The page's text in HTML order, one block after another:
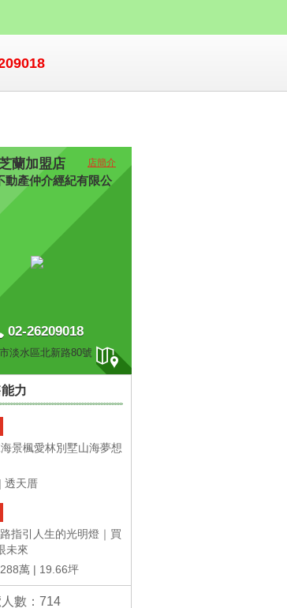
裝潢三...
路三段
1,388萬
蘭加盟店 店簡介
動產仲介經紀有限公
02-26209018
淡水區北新路80號
力
景楓愛林別墅山海夢想
透天厝
指引人生的光明燈｜買
未來
萬 19.66坪
數：714